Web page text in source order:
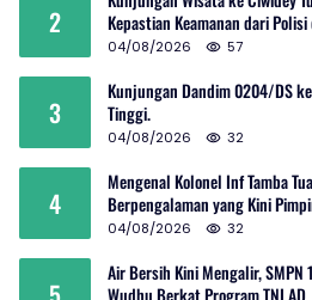
2
Kepastian Keamanan dari
04/08/2026 57
3
Kunjungan Dandim 0204/DS
Tinggi.
04/08/2026 32
4
Mengenal Kolonel Inf Tamba
Berpengalaman yang Kini
04/08/2026 32
Air Bersih Kini Mengalir, SMPN
Wudhu Berkat Program TNI AD